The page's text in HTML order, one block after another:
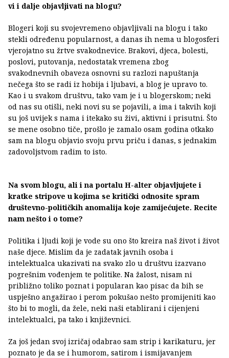
vi i dalje objavljivati na blogu?
Blogeri koji su svojevremeno objavljivali na blogu i tako
stekli određenu popularnost, a danas ih nema u blogosferi
vjerojatno su žrtve svakodnevice. Brakovi, djeca, bolesti,
poslovi, putovanja, nedostatak vremena zbog
svakodnevnih obaveza osnovni su razlozi napuštanja
nečega što se radi iz hobija i ljubavi, a blog je upravo to.
Kao i u svakom društvu, tako vam je i u blogerskom; neki
od nas su otišli, neki novi su se pojavili, a ima i takvih koji
su još uvijek s nama i itekako su živi, aktivni i prisutni. Što
se mene osobno tiče, prošlo je zamalo osam godina otkako
sam na blogu objavio svoju prvu priču i danas, s jednakim
zadovoljstvom radim to isto.
Na svom blogu, ali i na portalu H-alter objavljujete i
kratke stripove u kojima se kritički odnosite spram
društevno-političkih anomalija koje zamijećujete. Recite
nam nešto i o tome?
Politika i ljudi koji je vode su ono što kreira naš život i život
naše djece. Mislim da je zadatak javnih osoba i
intelektualca ukazivati na svako zlo u društvu izazvano
pogrešnim vođenjem te politike. Na žalost, nisam ni
približno toliko poznat i popularan kao pisac da bih se
uspješno angažirao i perom pokušao nešto promijeniti kao
što bi to mogli, da žele, neki naši etablirani i cijenjeni
intelektualci, pa tako i književnici.
Za još jedan svoj izričaj odabrao sam strip i karikaturu, jer
poznato je da se i humorom, satirom i ismijavanjem